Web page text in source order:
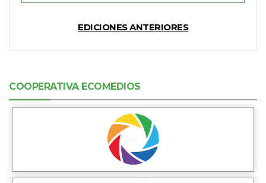
EDICIONES ANTERIORES
COOPERATIVA ECOMEDIOS